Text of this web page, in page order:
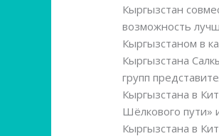
Кыргызстан
возможность
Кыргызстаном в
Кыргызстана
групп
Кыргызстана в
Шёлкового пути»
Кыргызстана в